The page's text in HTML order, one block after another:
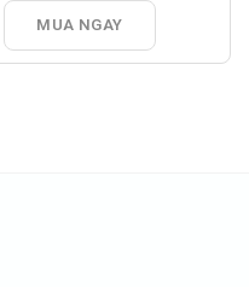
là:
2.680.000 VNĐ.
hiện
là:
2.010.000 VNĐ.
MUA NGAY